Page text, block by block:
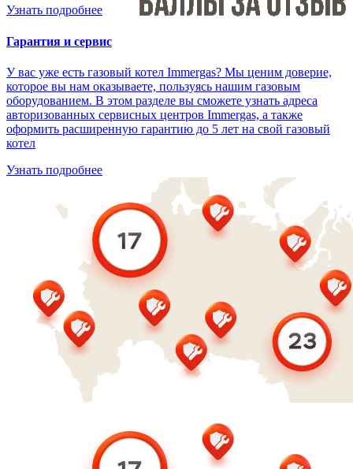
Узнать подробнее
Гарантия и сервис
У вас уже есть газовый котел Immergas? Мы ценим доверие,
которое вы нам оказываете, пользуясь нашим газовым
оборудованием. В этом разделе вы сможете узнать адреса
авторизованных сервисных центров Immergas, а также
оформить расширенную гарантию до 5 лет на свой газовый
котел
Узнать подробнее